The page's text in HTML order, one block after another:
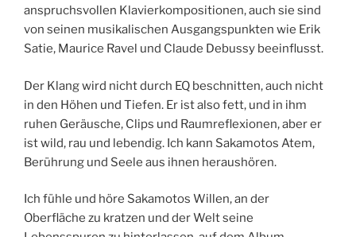
anspruchsvollen Klavierkompositionen, auch sie sind
von seinen musikalischen Ausgangspunkten wie Erik
Satie, Maurice Ravel und Claude Debussy beeinflusst.
Der Klang wird nicht durch EQ beschnitten, auch nicht
in den Höhen und Tiefen. Er ist also fett, und in ihm
ruhen Geräusche, Clips und Raumreflexionen, aber er
ist wild, rau und lebendig. Ich kann Sakamotos Atem,
Berührung und Seele aus ihnen heraushören.
Ich fühle und höre Sakamotos Willen, an der
Oberfläche zu kratzen und der Welt seine